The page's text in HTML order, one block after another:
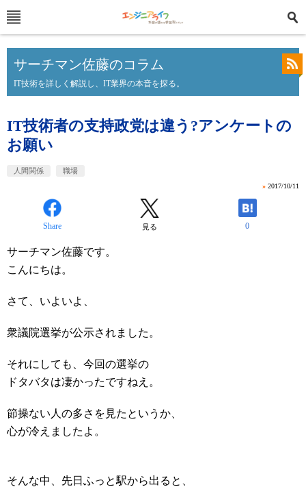
サーチマン佐藤のコラム
IT技術を詳しく解説し、IT業界の本音を探る。
IT技術者の支持政党は違う?アンケートの
お願い
人間関係 職場
» 2017/10/11
Share 見る 0
サーチマン佐藤です。
こんにちは。
さて、いよいよ、
衆議院選挙が公示されました。
それにしても、今回の選挙の
ドタバタは凄かったですねえ。
節操ない人の多さを見たというか、
心が冷えましたよ。
そんな中、先日ふっと駅から出ると、